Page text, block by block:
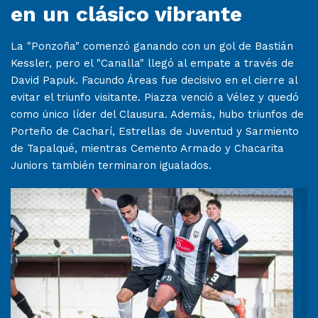
en un clásico vibrante
La "Ponzoña" comenzó ganando con un gol de Bastián
Kessler, pero el "Canalla" llegó al empate a través de
David Papuk. Facundo Áreas fue decisivo en el cierre al
evitar el triunfo visitante. Piazza venció a Vélez y quedó
como único líder del Clausura. Además, hubo triunfos de
Porteño de Cacharí, Estrellas de Juventud y Sarmiento
de Tapalqué, mientras Cemento Armado y Chacarita
Juniors también terminaron igualados.